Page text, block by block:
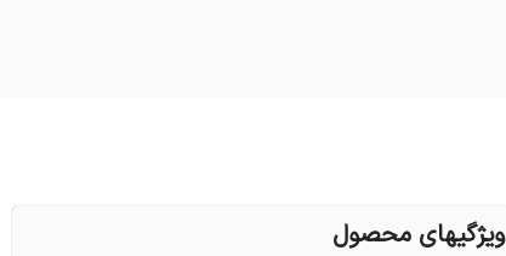
ویژگیهای محصول